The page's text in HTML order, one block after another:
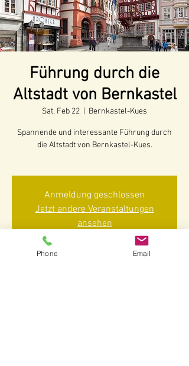
Führung durch die
Altstadt von Bernkastel
Sat, Feb 22 Bernkastel-Kues
Spannende und interessante Führung durch
die Altstadt von Bernkastel-Kues.
Anmeldung geschlossen
Jetzt andere Veranstaltungen
ansehen
Phone Email